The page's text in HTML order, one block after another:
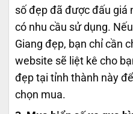
số đẹp đã được đấu giá
có nhu cầu sử dụng.
Giang đẹp, bạn chỉ cần
website sẽ liệt kê cho
đẹp tại tỉnh thành này
chọn mua.